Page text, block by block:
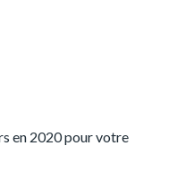
en 2020 pour votre